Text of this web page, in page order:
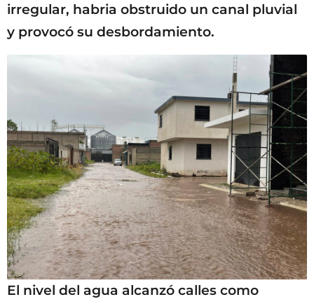
irregular, habria obstruido un canal pluvial
y provocó su desbordamiento.
El nivel del agua alcanzó calles como